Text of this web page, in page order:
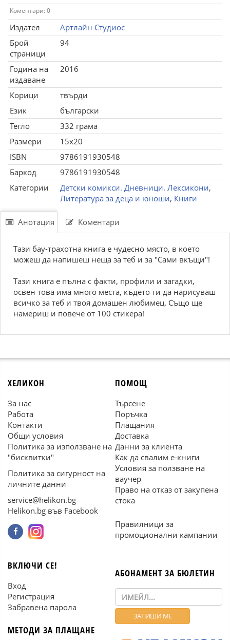
Коментари: 0
Издател
Артлайн Студиос
Брой
страници
94
Година на
издаване
2016
Корици
твърди
Език
български
Тегло
332 грама
Размери
15x20
ISBN
9786191930548
Баркод
9786191930548
Категории
Детски комикси. Дневници. Лексикони,
Литература за деца и юноши, Книги
Анотация Коментари
Тази бау-трахотна книга е чудесно място, в което
можеш да напишеш неща за теб и за "Сами вкъщи"!
Тази книга е пълна с факти, профили и загадки,
освен това има много места, където ти да нарисуваш
всичко за теб и твоя домашен любимец. Също ще
намериш и повече от 100 стикера!
ХЕЛИКОН
За нас
Работа
Контакти
Общи условия
Политика за използване на
"бисквитки"
Политика за сигурност на
личните данни
service@helikon.bg
Helikon.bg във Facebook
ПОМОЩ
Търсене
Поръчка
Плащания
Доставка
Данни за клиента
Как да свалим е-книги
Условия за ползване на
ваучер
Право на отказ от закупена
стока
Правилници за
промоционални кампании
ВКЛЮЧИ СЕ!
Вход
Регистрация
Забравена парола
МЕТОДИ ЗА ПЛАЩАНЕ
АБОНАМЕНТ ЗА БЮЛЕТИН